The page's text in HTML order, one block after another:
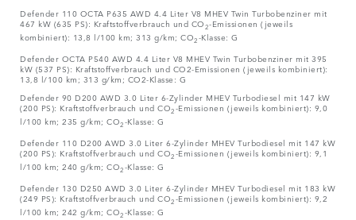
Defender 110 OCTA P635 AWD 4.4 Liter V8 MHEV Twin Turbobenziner mit
467 kW (635 PS): Kraftstoffverbrauch und CO2-Emissionen (jeweils
kombiniert): 13,8 l/100 km; 313 g/km; CO2-Klasse: G
Defender OCTA P540 AWD 4.4 Liter V8 MHEV Twin Turbobenziner mit 395
kW (537 PS): Kraftstoffverbrauch und CO2-Emissionen (jeweils kombiniert):
13,8 l/100 km; 313 g/km; CO2-Klasse: G
Defender 90 D200 AWD 3.0 Liter 6-Zylinder MHEV Turbodiesel mit 147 kW
(200 PS): Kraftstoffverbrauch und CO2-Emissionen (jeweils kombiniert): 9,0
l/100 km; 235 g/km; CO2-Klasse: G
Defender 110 D200 AWD 3.0 Liter 6-Zylinder MHEV Turbodiesel mit 147 kW
(200 PS): Kraftstoffverbrauch und CO2-Emissionen (jeweils kombiniert): 9,1
l/100 km; 240 g/km; CO2-Klasse: G
Defender 130 D250 AWD 3.0 Liter 6-Zylinder MHEV Turbodiesel mit 183 kW
(249 PS): Kraftstoffverbrauch und CO2-Emissionen (jeweils kombiniert): 9,2
l/100 km; 242 g/km; CO2-Klasse: G